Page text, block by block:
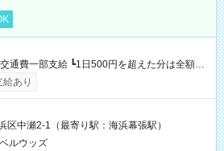
の方は自己負担となります ★日払いOK！
いたその日に現金GET♪ お仕事後はコンビニ
あり
区中瀬2-1（最寄り駅：海浜幕張駅）
ルウッズ